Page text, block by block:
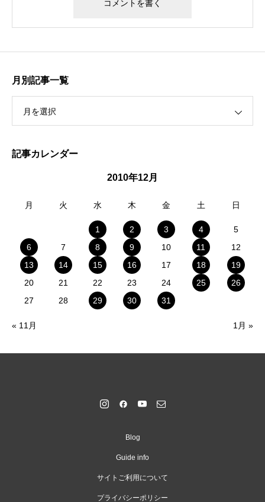
月別記事一覧
月を選択
記事カレンダー
2010年12月
月 火 水 木 金 土 日
1 2 3 4
5
6
7 8 9 10 11
12
13
14 15 16 17 18
19
20
21 22 23 24 25
26
27
28 29 30 31
« 11月 1月 »
Blog
Guide info
サイトご利用について
プライバシーポリシー